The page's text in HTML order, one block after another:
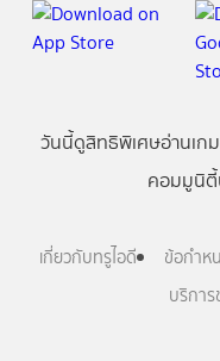
วันนี้ดูสิทธิพิเศษอ่านเกม
คอมมูนิตี้
เกี่ยวกับทรูไอดี ข้อกำห
บริการ